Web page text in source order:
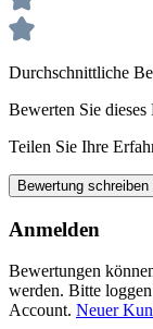
Durchschnittliche
Bewerten Sie dieses
Teilen Sie Ihre
Bewertung schreiben
Anmelden
Bewertungen
werden. Bitte
Account. Neuer